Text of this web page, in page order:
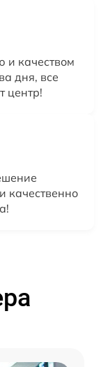
и качеством
дня, все
центр!
качественно